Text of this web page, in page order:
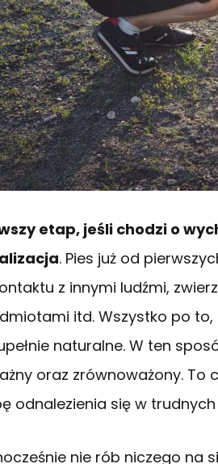
etap, jeśli chodzi o
. Pies już od
z innymi ludźmi,
itd. Wszystko po to,
naturalne. W ten
oraz zrównoważony. To
odnalezienia się w
nie rób niczego na